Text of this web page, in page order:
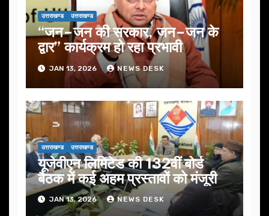
उत्तराखण्ड उत्तराखण्ड
“जन–जन की सरकार, जन–जन के
द्वार” कार्यक्रम हो रहा प्रभावी
JAN 13, 2026 NEWS DESK
उत्तराखण्ड उत्तराखण्ड
यूजेवीएन लिमिटेड की 132वीं बोर्ड
बैठक में कई अहम प्रस्तावों को मंजूरी
JAN 13, 2026 NEWS DESK